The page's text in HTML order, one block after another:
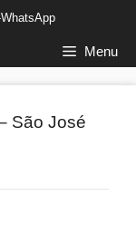
Menu
São José